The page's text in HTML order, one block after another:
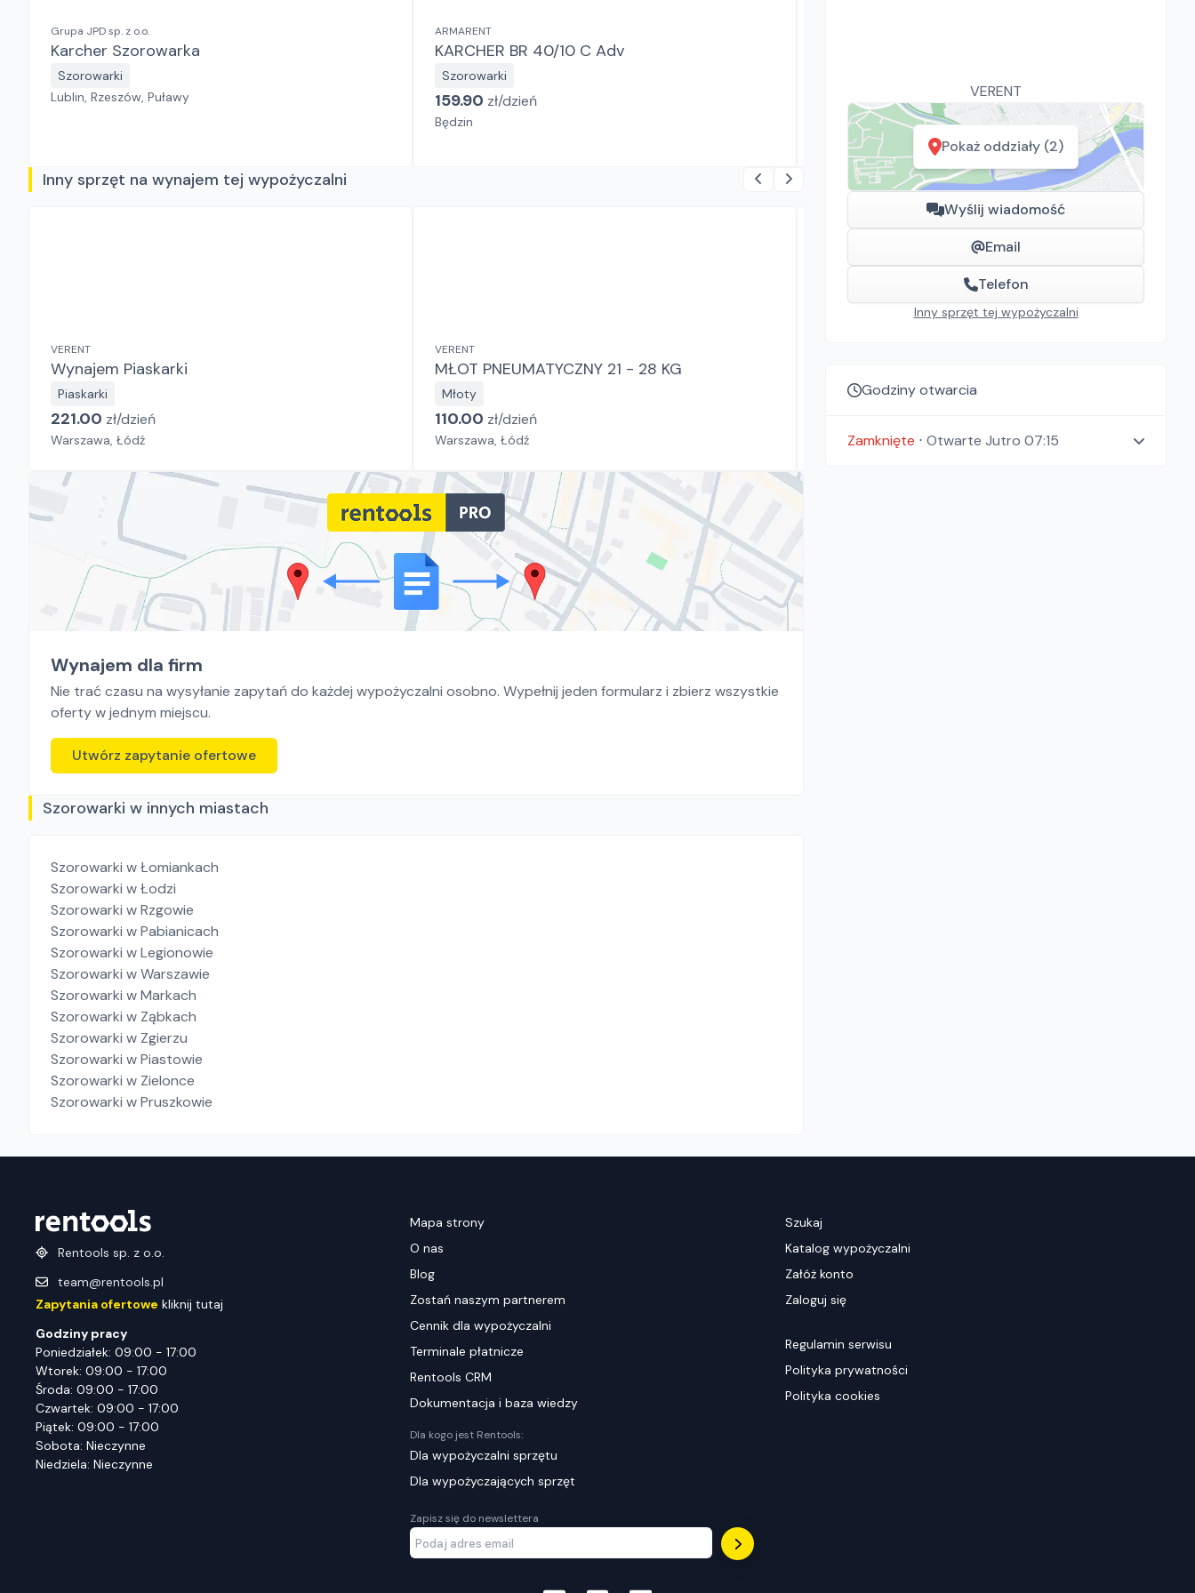
VERENT
Pokaż oddziały (2)
Wyślij wiadomość
Email
Telefon
Inny sprzęt tej wypożyczalni
Godziny otwarcia
Zamknięte ⋅ Otwarte Jutro 07:15
Grupa JPD sp. z o.o.
Karcher Szorowarka
Szorowarki
Lublin, Rzeszów, Puławy
ARMARENT
KARCHER BR 40/10 C Adv
Szorowarki
159.90 zł/dzień
Będzin
100.00 zł/dzień
Bochnia, Brzesko
Inny sprzęt na wynajem tej wypożyczalni
VERENT
Wynajem Piaskarki
Piaskarki
221.00 zł/dzień
Warszawa, Łódź
VERENT
MŁOT PNEUMATYCZNY 21 - 28 KG
Młoty
110.00 zł/dzień
Warszawa, Łódź
Pojemniki do betonu
Warszawa, Łódź
Wynajem dla firm
Nie trać czasu na wysyłanie zapytań do każdej wypożyczalni osobno. Wypełnij jeden formularz i zbierz wszystkie
oferty w jednym miejscu.
Utwórz zapytanie ofertowe
Szorowarki w innych miastach
Szorowarki w Łomiankach
Szorowarki w Łodzi
Szorowarki w Rzgowie
Szorowarki w Pabianicach
Szorowarki w Legionowie
Szorowarki w Warszawie
Szorowarki w Markach
Szorowarki w Ząbkach
Szorowarki w Zgierzu
Szorowarki w Piastowie
Szorowarki w Zielonce
Szorowarki w Pruszkowie
Rentools sp. z o.o.
team@rentools.pl
Zapytania ofertowe kliknij tutaj
Godziny pracy
Poniedziałek: 09:00 - 17:00
Wtorek: 09:00 - 17:00
Środa: 09:00 - 17:00
Czwartek: 09:00 - 17:00
Piątek: 09:00 - 17:00
Sobota: Nieczynne
Niedziela: Nieczynne
Mapa strony
O nas
Blog
Zostań naszym partnerem
Cennik dla wypożyczalni
Terminale płatnicze
Rentools CRM
Dokumentacja i baza wiedzy
Dla kogo jest Rentools:
Dla wypożyczalni sprzętu
Dla wypożyczających sprzęt
Zapisz się do newslettera
Szukaj
Katalog wypożyczalni
Załóż konto
Zaloguj się
Regulamin serwisu
Polityka prywatności
Polityka cookies